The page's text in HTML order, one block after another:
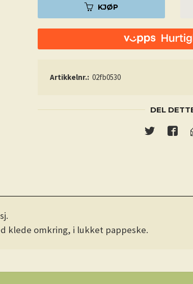
KJØP
Artikkelnr.: 02fb0530
DEL
klede omkring, i lukket pappeske.